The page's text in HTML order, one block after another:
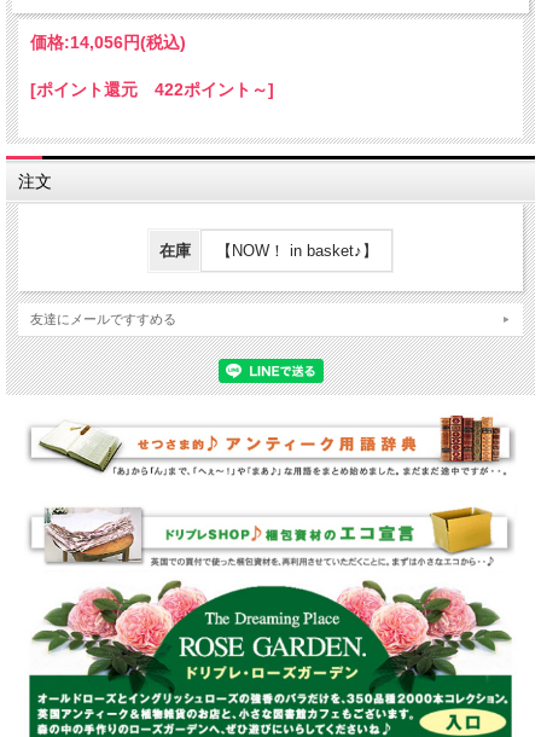
価格:14,056円(税込)
[ポイント還元 422ポイント～]
注文
在庫 【NOW！ in basket♪】
友達にメールですすめる